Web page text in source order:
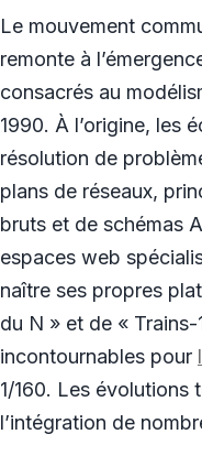
Le mouvement
remonte à
consacrés au
1990. À l’origine, les
résolution de
plans de réseaux,
bruts et de schémas
espaces web
naître ses propres
du N » et de «
incontournables pour
1/160. Les évolutions
l’intégration de